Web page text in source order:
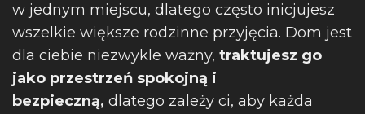
w jednym miejscu, dlatego często inicjujesz
wszelkie większe rodzinne przyjęcia. Dom jest
dla ciebie niezwykle ważny, traktujesz go
jako przestrzeń spokojną i
bezpieczną, dlatego zależy ci, aby każda